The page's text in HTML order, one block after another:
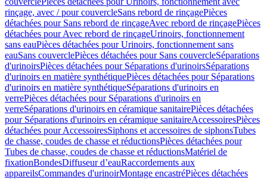
rinçage, avec / pour couvercleSans rebord de rinçagePièces
détachées pour Sans rebord de rinçageAvec rebord de rinçagePièces
détachées pour Avec rebord de rinçageUrinoirs, fonctionnement
sans eauPièces détachées pour Urinoirs, fonctionnement sans
eauSans couverclePièces détachées pour Sans couvercleSéparations
d'urinoirsPièces détachées pour Séparations d'urinoirsSéparations
d'urinoirs en matière synthétiquePièces détachées pour Séparations
d'urinoirs en matière synthétiqueSéparations d'urinoirs en
verrePièces détachées pour Séparations d'urinoirs en
verreSéparations d'urinoirs en céramique sanitairePièces détachées
pour Séparations d'urinoirs en céramique sanitaireAccessoiresPièces
détachées pour AccessoiresSiphons et accessoires de siphonsTubes
de chasse, coudes de chasse et réductionsPièces détachées pour
Tubes de chasse, coudes de chasse et réductionsMatériel de
fixationBondesDiffuseur d’eauRaccordements aux
appareilsCommandes d'urinoirMontage encastréPièces détachées